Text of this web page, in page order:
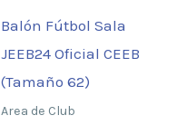
Balón Fútbol Sala
JEEB24 Oficial CEEB
(Tamaño 62)
Area de Club